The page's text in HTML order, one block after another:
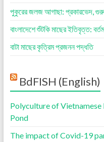
পুকুরের জলজ আগাছা: প্রকারভেদ,
বাংলাদেশে শুঁটকি মাছের ইতিবৃত্ত:
বাটা মাছের কৃত্রিম প্রজনন পদ্ধতি
BdFISH (English)
Polyculture of
Pond
The impact of Covid-19